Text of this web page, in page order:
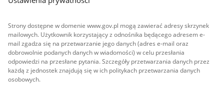
Strony dostępne w domenie www.gov.pl mogą zawierać adresy skrzynek
mailowych. Użytkownik korzystający z odnośnika będącego adresem e-
mail zgadza się na przetwarzanie jego danych (adres e-mail oraz
dobrowolnie podanych danych w wiadomości) w celu przesłania
odpowiedzi na przesłane pytania. Szczegóły przetwarzania danych przez
każdą z jednostek znajdują się w ich politykach przetwarzania danych
osobowych.